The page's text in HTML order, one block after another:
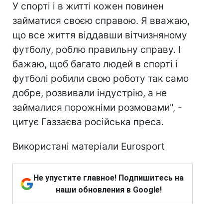
У спорті і в житті кожен повинен
займатися своєю справою. Я вважаю,
що все життя віддавши вітчизняному
футболу, роблю правильну справу. І
бажаю, щоб багато людей в спорті і
футболі робили свою роботу так само
добре, розвивали індустрію, а не
займалися порожніми розмовами", -
цитує Газзаєва російська преса.
Використані матеріали Eurosport
Не упустите главное! Подпишитесь на
наши обновления в Google!